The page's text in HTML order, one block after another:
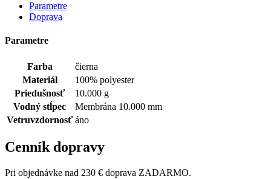
Parametre
Doprava
Parametre
Farba
čierna
Materiál
100% polyester
Priedušnosť
10.000 g
Vodný stĺpec
Membrána 10.000 mm
Vetruvzdornosť áno
Cenník dopravy
Pri objednávke nad 230 € doprava ZADARMO.